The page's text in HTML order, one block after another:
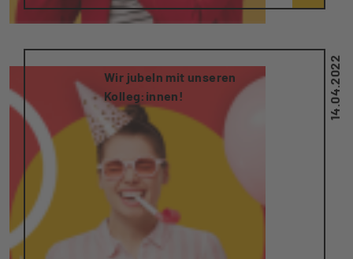
Wir jubeln mit unseren
Kolleg:innen!
14.04.2022